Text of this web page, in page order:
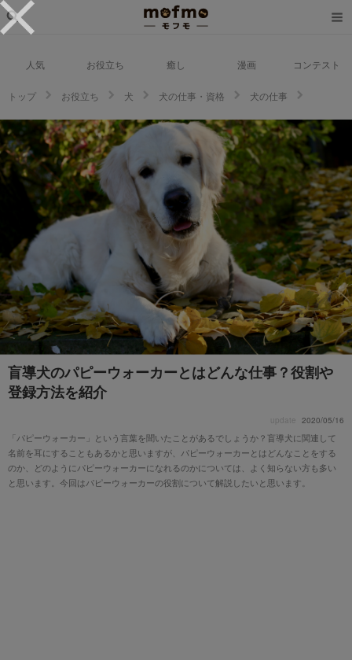
人気 お役立ち 癒し 漫画 コンテスト
トップ お役立ち 犬 犬の仕事・資格
犬の仕事
盲導犬のパピーウォーカーとはどんな仕事？役割や
登録方法を紹介
update 2020/05/16
「パピーウォーカー」という言葉を聞いたことがあるでしょうか？盲導犬に関連して
名前を耳にすることもあるかと思いますが、パピーウォーカーとはどんなことをする
のか、どのようにパピーウォーカーになれるのかについては、よく知らない方も多い
と思います。今回はパピーウォーカーの役割について解説したいと思います。